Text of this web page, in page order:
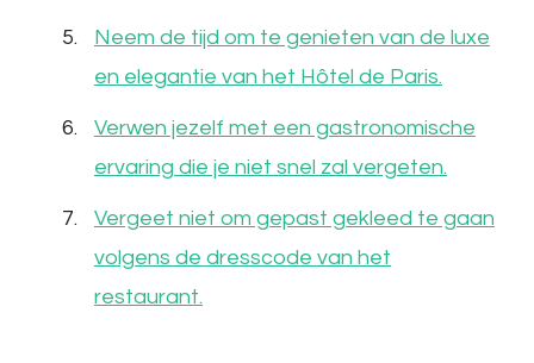
Neem de tijd om te genieten van de luxe
en elegantie van het Hôtel de Paris.
Verwen jezelf met een gastronomische
ervaring die je niet snel zal vergeten.
Vergeet niet om gepast gekleed te gaan
volgens de dresscode van het
restaurant.